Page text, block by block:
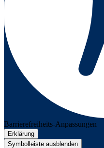
Barrierefreiheits-Anpassungen
Erklärung
Symbolleiste ausblenden